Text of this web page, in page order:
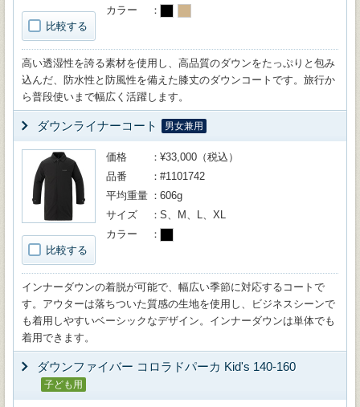
比較する
カラー
高い透湿性を誇る素材を使用し、高品質のダウンをたっぷりと包み
込んだ、防水性と防風性を備えた膝丈のダウンコートです。旅行か
ら普段使いまで幅広く活躍します。
ダウンライナーコート 男女兼用
比較する
価格
¥33,000（税込）
品番
#1101742
平均重量
606g
サイズ
S、M、L、XL
カラー
インナーダウンの着脱が可能で、幅広い季節に対応するコートで
す。アウターは落ちついた質感の生地を使用し、ビジネスシーンで
も着用しやすいベーシックなデザイン。インナーダウンは単体でも
着用できます。
ダウンファイバー コロラドパーカ Kid's 140-160
子ども用